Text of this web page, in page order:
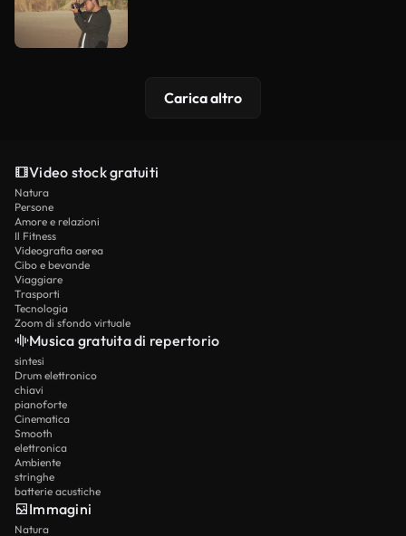
Carica altro
Video stock gratuiti
Natura
Persone
Amore e relazioni
Il Fitness
Videografia aerea
Cibo e bevande
Viaggiare
Trasporti
Tecnologia
Zoom di sfondo virtuale
Musica gratuita di repertorio
sintesi
Drum elettronico
chiavi
pianoforte
Cinematica
Smooth
elettronica
Ambiente
stringhe
batterie acustiche
Immagini
Natura